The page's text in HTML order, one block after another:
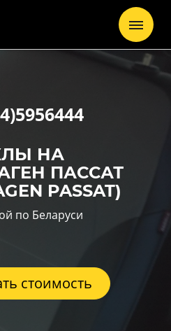
НА
ПАССАТ
PASSAT)
по Беларуси
стоимость